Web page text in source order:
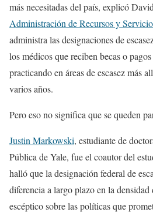
más necesitadas del país, explicó
Administración de Recursos y
administra las designaciones de
los médicos que reciben becas o
practicando en áreas de escasez más
varios años.
Pero eso no significa que se queden
Justin Markowski, estudiante de
Pública de Yale, fue el coautor del
halló que la designación federal de
diferencia a largo plazo en la
escéptico sobre las políticas que